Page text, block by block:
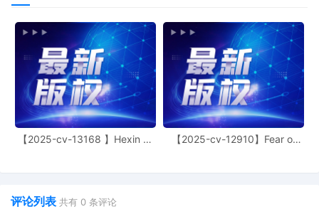
【2025-cv-13168 】Hexin 塑
【2025-cv-12910】Fear of
评论列表 共有 0 条评论